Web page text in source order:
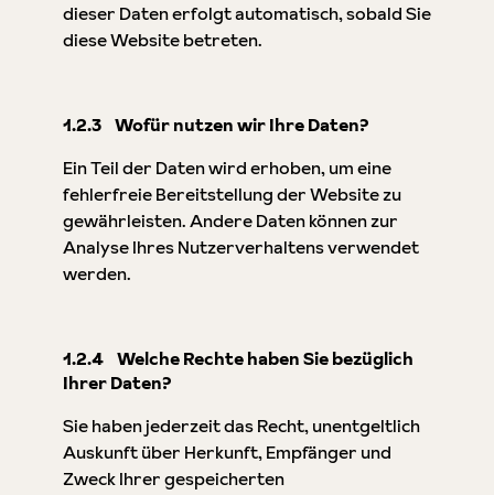
dieser Daten erfolgt automatisch, sobald Sie
diese Website betreten.
1.2.3 Wofür nutzen wir Ihre Daten?
Ein Teil der Daten wird erhoben, um eine
fehlerfreie Bereitstellung der Website zu
gewährleisten. Andere Daten können zur
Analyse Ihres Nutzerverhaltens verwendet
werden.
1.2.4 Welche Rechte haben Sie bezüglich
Ihrer Daten?
Sie haben jederzeit das Recht, unentgeltlich
Auskunft über Herkunft, Empfänger und
Zweck Ihrer gespeicherten